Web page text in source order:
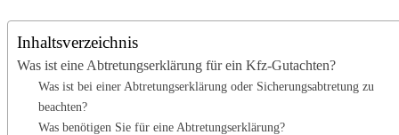
Inhaltsverzeichnis
Was ist eine Abtretungserklärung für ein Kfz-Gutachten?
Was ist bei einer Abtretungserklärung oder Sicherungsabtretung zu
beachten?
Was benötigen Sie für eine Abtretungserklärung?